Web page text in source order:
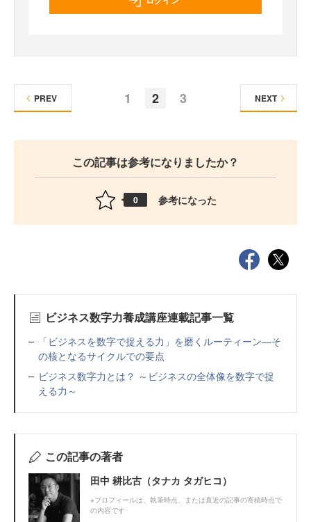
1 2 3
PREV NEXT
この記事は参考になりましたか？
0 参考になった
ビジネス数字力養成講座連載記事一覧
「ビジネスを数字で捉える力」を磨くルーティーン―そ
の核となるサイクルでの要点
ビジネス数字力とは？ ～ビジネスの全体像を数字で捉
える力～
この記事の著者
田中 耕比古（タナカ タガヒコ）
※プロフィールは、執筆時点、または直近の記事の寄稿時点で
の内容です